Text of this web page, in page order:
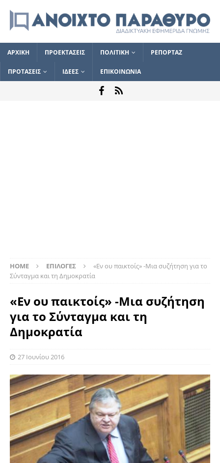
ΑΡΧΙΚΗ ΠΡΟΕΚΤΑΣΕΙΣ ΠΟΛΙΤΙΚΗ ΡΕΠΟΡΤΑΖ
ΠΡΟΤΑΣΕΙΣ ΙΔΕΕΣ ΕΠΙΚΟΙΝΩΝΙΑ
HOME ΕΠΙΛΟΓΕΣ
«Εν ου παικτοίς» -Μια συζήτηση για το
Σύνταγμα και τη Δημοκρατία
«Εν ου παικτοίς» -Μια συζήτηση
για το Σύνταγμα και τη
Δημοκρατία
27 Ιουνίου 2016